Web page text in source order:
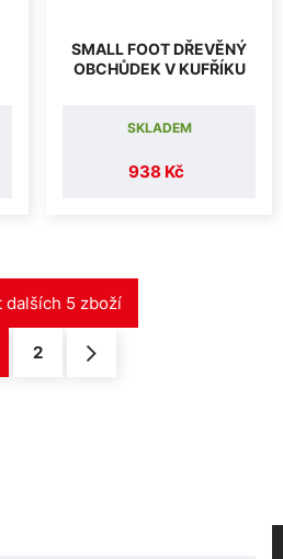
SMALL FOOT DŘEVĚNÝ
OBCHŮDEK V KUFŘÍKU
938 Kč
SKLADEM
2